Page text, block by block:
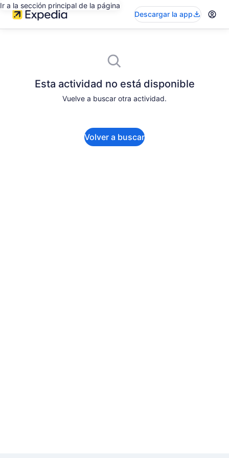
Ir a la sección principal de la página
Descargar la app
Esta actividad no está disponible
Vuelve a buscar otra actividad.
Volver a buscar